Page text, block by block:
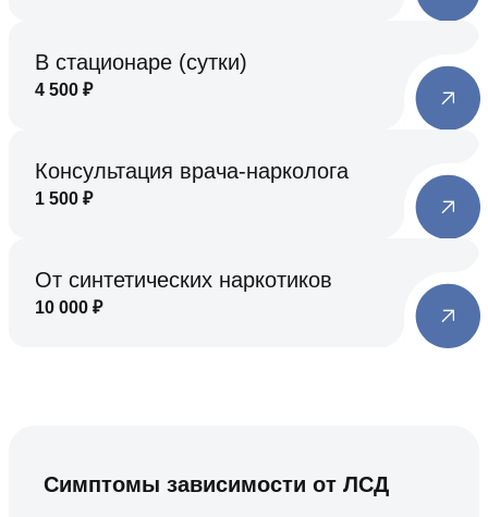
В стационаре (сутки)
4 500 ₽
Консультация врача-нарколога
1 500 ₽
От синтетических наркотиков
10 000 ₽
Симптомы зависимости от ЛСД